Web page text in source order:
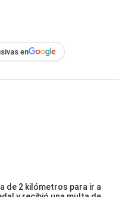
en
de 2 kilómetros para ir a